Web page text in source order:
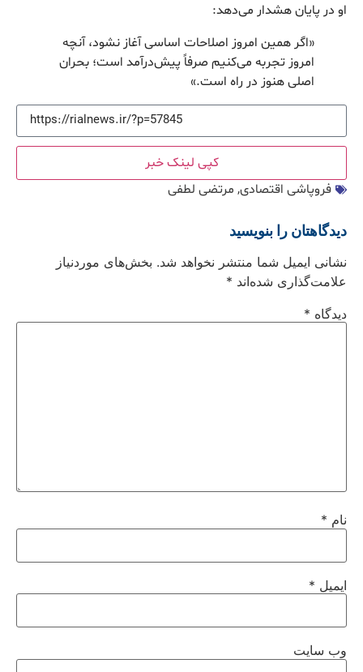
او در پایان هشدار می‌دهد:
«اگر همین امروز اصلاحات اساسی آغاز نشود، آنچه
امروز تجربه می‌کنیم صرفاً پیش‌درآمد است؛ بحران
اصلی هنوز در راه است.»
کپی لینک خبر
فروپاشی اقتصادی, مرتضی لطفی
دیدگاهتان را بنویسید
نشانی ایمیل شما منتشر نخواهد شد. بخش‌های موردنیاز
علامت‌گذاری شده‌اند *
دیدگاه *
نام *
ایمیل *
وب‌ سایت